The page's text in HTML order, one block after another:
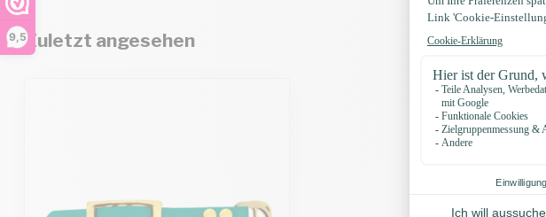
9,5Zuletzt angesehen